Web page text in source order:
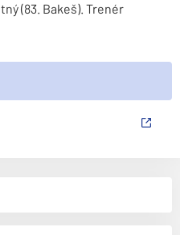
(83. Bakeš). Trenér